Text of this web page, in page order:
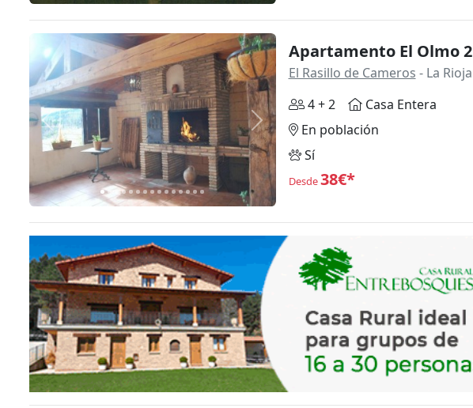
Anterior Siguiente
Apartamento El Olmo 2
El Rasillo de Cameros - La Rioja
4 + 2
Casa Entera
En población
Sí
Desde38€*